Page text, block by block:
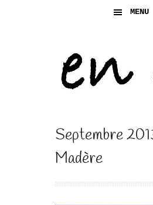
MENU
Septembre
Madère